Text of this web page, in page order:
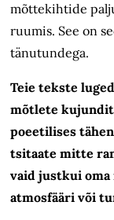
mõttekihtide
ruumis. See on
tänutundega.
Teie tekste
mõtlete
poeetilises
tsitaate mitte
vaid justkui
atmosfääri või